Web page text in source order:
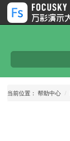
当前位置： 帮助中心